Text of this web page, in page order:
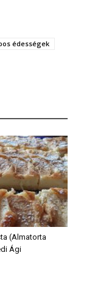
édességek
(Almatorta
Ági